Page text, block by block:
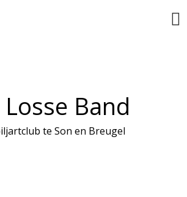
Losse Band
te Son en Breugel